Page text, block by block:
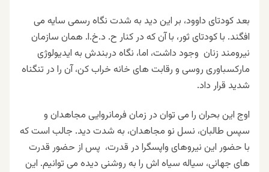
بعد کودتای داوود، بر این دید به شدت نگاه رسمی سایه می
افگند. با کودتای ثور، با آن که در کنار ح. د.خ.ا. همان سازمان
نیرومند زنان وجود داشت، اما، نگاه دربندش به ایدیولوژی
مارکسباوری روسی و رقابت های خانه خراب کن، آن را در تنگناه
شدید قرار داد.
اوج این بحران را می توان در زمان فرمانروایی مجاهدان و
سپس طالبان، نسل نو مجاهدان، به شدت دید. جالب است که
با حضور این نیروهای واپسگرا در قدرت، پس از حضور قدرت
های جهانی، سیاله سیاه اش را به روشنی دیده می توانیم. این